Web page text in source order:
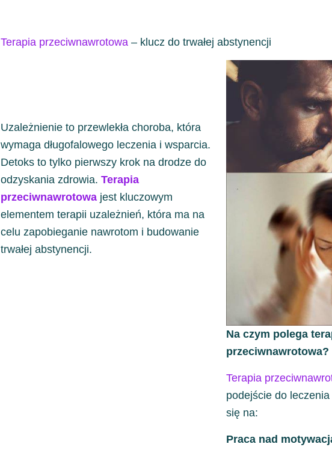
Terapia przeciwnawrotowa – klucz do trwałej abstynencji
Uzależnienie to przewlekła choroba, która
wymaga długofalowego leczenia i wsparcia.
Detoks to tylko pierwszy krok na drodze do
odzyskania zdrowia. Terapia
przeciwnawrotowa jest kluczowym
elementem terapii uzależnień, która ma na
celu zapobieganie nawrotom i budowanie
trwałej abstynencji.
Na czym polega
przeciwnawrotowa?
Terapia
podejście do
się na:
Praca nad